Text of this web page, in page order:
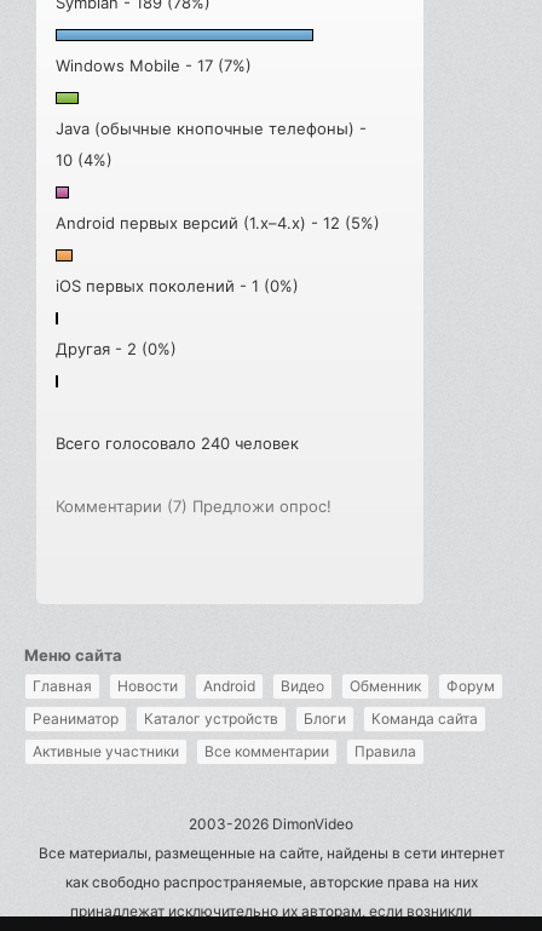
Windows Mobile - 17 (7%)
Java (обычные кнопочные телефоны) -
10 (4%)
Android первых версий (1.x–4.x) - 12 (5%)
iOS первых поколений - 1 (0%)
Другая - 2 (0%)
Всего голосовало 240 человек
Комментарии (7) Предложи опрос!
Меню сайта
Главная Новости Android Видео Обменник
Форум
Реаниматор
Каталог устройств Блоги
Команда сайта
Активные участники
Все комментарии Правила
2003-2026 DimonVideo
Все материалы, размещенные на сайте, найдены в сети интернет
как свободно распространяемые, авторские права на них
принадлежат исключительно их авторам, если возникли